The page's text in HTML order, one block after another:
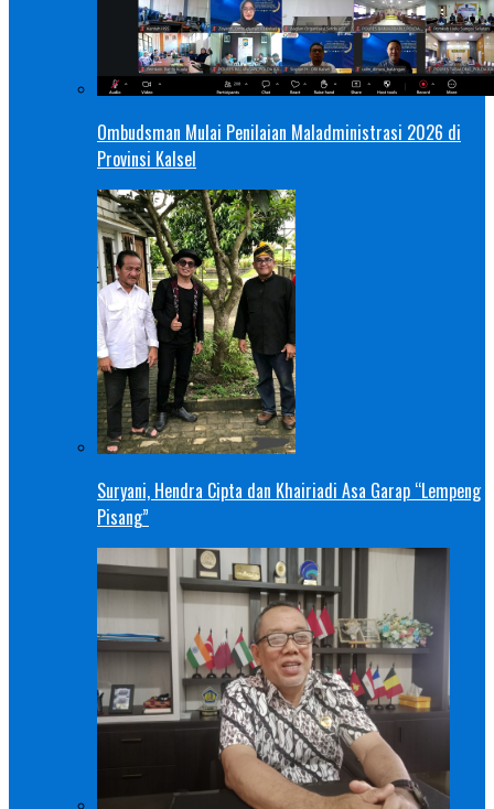
Ombudsman Mulai Penilaian Maladministrasi 2026 di
Provinsi Kalsel
Suryani, Hendra Cipta dan Khairiadi Asa Garap “Lempeng
Pisang”